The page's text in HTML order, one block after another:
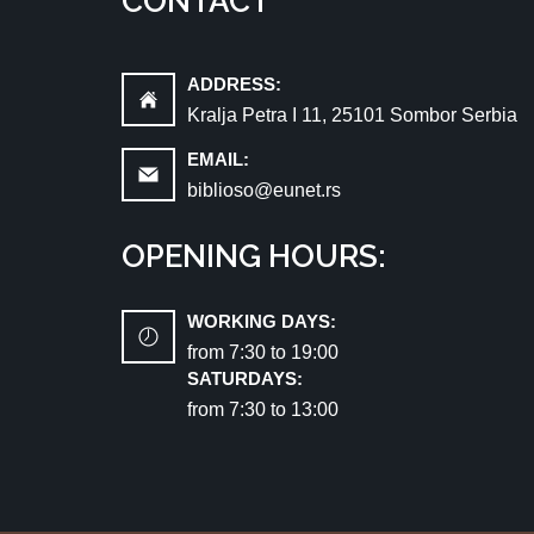
ADDRESS:
Kralja Petra I 11, 25101 Sombor Serbia
EMAIL:
biblioso@eunet.rs
OPENING HOURS:
WORKING DAYS:
from 7:30 tо 19:00
SATURDAYS:
from 7:30 tо 13:00